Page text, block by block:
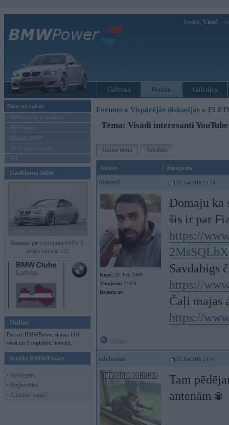
Sveiks, Viesi!
Galvenā Forums Galerijas
Ziņas un raksti
BMW modeļu jaunumi
BMW testi
Mēneša BMW
Sērijveida tūnings
Vel...
Gadījuma bilde
Hamann pārveidojumi BMW 3.
sērijas kupejai E92
Online
Pašreiz BMWPower skatās 110
viesi un 6 reģistrēti lietotāji.
Ienākt BMWPower
• Pieslēgties
• Reģistrēties
• Aizmirsi paroli?
Forums » Vispārējās diskusijas »
Tēma: Visādi interesanti
Jauna tēma Atbildēt
Autors Ziņojums
uldens1 23. Jan 2016, 21:46
Kopš: 28. Feb 2008
Ziņojumi: 17374
Braucu ar:
Domaju ka
šis ir par
https://
Savdabigs
https://
Čaļi majas
https://
edzhaans 23. Jan 2016, 21:47
Tam
antenām